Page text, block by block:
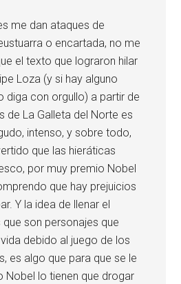
me dan ataques de
o encartada, no me
el texto que lograron hilar
Loza (y si hay alguno
diga con orgullo) a partir de
de La Galleta del Norte es
intenso, y sobre todo,
que las hieráticas
por muy premio Nobel
que hay prejuicios
Y la idea de llenar el
son personajes que
debido al juego de los
es algo que para que se le
Nobel lo tienen que drogar